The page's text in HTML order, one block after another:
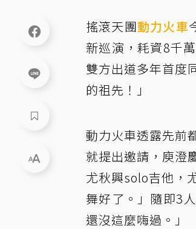
搖滾天團動力火車
新巡演，耗資8千
雙方出道多年首度
的祖先！」
動力火車透露先前
就提出邀請，庾澄
尤秋興solo吉他，
舞好了。」隨即3
還沒這麼嗨過。」